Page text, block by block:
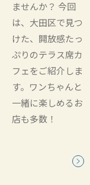
ませんか？ 今回
は、大田区で見つ
けた、開放感たっ
ぷりのテラス席カ
フェをご紹介しま
す。ワンちゃんと
一緒に楽しめるお
店も多数！